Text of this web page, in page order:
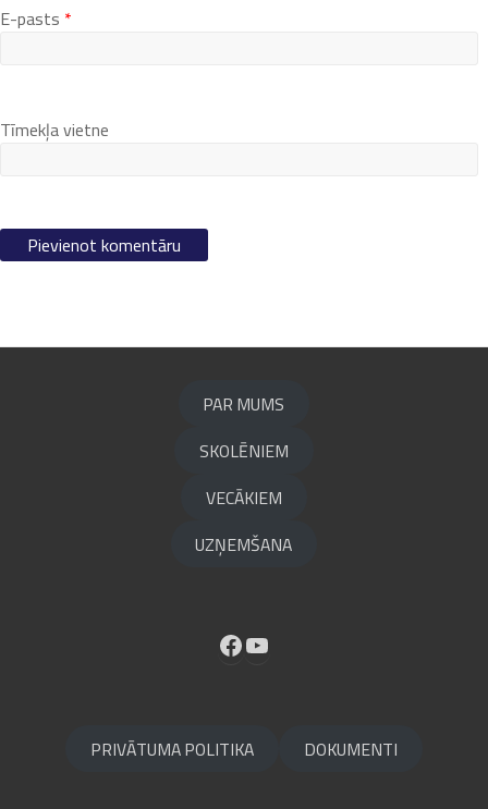
E-pasts *
Tīmekļa vietne
PAR MUMS
SKOLĒNIEM
VECĀKIEM
UZŅEMŠANA
Facebook
YouTube
PRIVĀTUMA POLITIKA DOKUMENTI